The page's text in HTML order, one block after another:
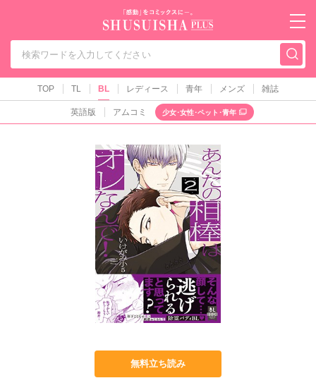
秋水社PLUS（テ
TOP TL BL レディース 青年 メンズ 雑誌
英語版 アムコミ 少女･女性･ペット･青年
無料立ち読み